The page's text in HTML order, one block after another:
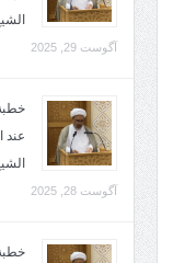
آگوست 29, 2025
آگوست 28, 2025